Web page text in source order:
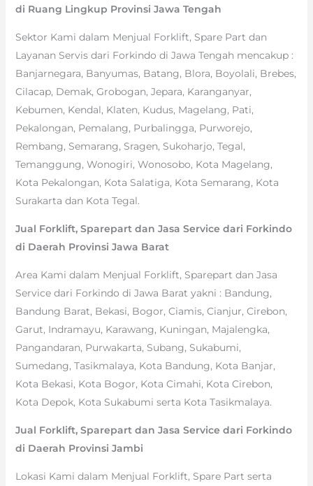
di Ruang Lingkup Provinsi Jawa Tengah
Sektor Kami dalam Menjual Forklift, Spare Part dan
Layanan Servis dari Forkindo di Jawa Tengah mencakup :
Banjarnegara, Banyumas, Batang, Blora, Boyolali, Brebes,
Cilacap, Demak, Grobogan, Jepara, Karanganyar,
Kebumen, Kendal, Klaten, Kudus, Magelang, Pati,
Pekalongan, Pemalang, Purbalingga, Purworejo,
Rembang, Semarang, Sragen, Sukoharjo, Tegal,
Temanggung, Wonogiri, Wonosobo, Kota Magelang,
Kota Pekalongan, Kota Salatiga, Kota Semarang, Kota
Surakarta dan Kota Tegal.
Jual Forklift, Sparepart dan Jasa Service dari Forkindo
di Daerah Provinsi Jawa Barat
Area Kami dalam Menjual Forklift, Sparepart dan Jasa
Service dari Forkindo di Jawa Barat yakni : Bandung,
Bandung Barat, Bekasi, Bogor, Ciamis, Cianjur, Cirebon,
Garut, Indramayu, Karawang, Kuningan, Majalengka,
Pangandaran, Purwakarta, Subang, Sukabumi,
Sumedang, Tasikmalaya, Kota Bandung, Kota Banjar,
Kota Bekasi, Kota Bogor, Kota Cimahi, Kota Cirebon,
Kota Depok, Kota Sukabumi serta Kota Tasikmalaya.
Jual Forklift, Sparepart dan Jasa Service dari Forkindo
di Daerah Provinsi Jambi
Lokasi Kami dalam Menjual Forklift, Spare Part serta